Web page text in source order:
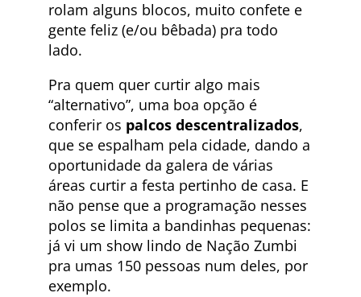
rolam alguns blocos, muito confete e
gente feliz (e/ou bêbada) pra todo
lado.
Pra quem quer curtir algo mais
“alternativo”, uma boa opção é
conferir os palcos descentralizados,
que se espalham pela cidade, dando a
oportunidade da galera de várias
áreas curtir a festa pertinho de casa. E
não pense que a programação nesses
polos se limita a bandinhas pequenas:
já vi um show lindo de Nação Zumbi
pra umas 150 pessoas num deles, por
exemplo.